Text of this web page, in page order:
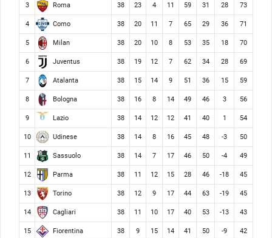
3 Roma 38 23 4 11 59 31 28 73
4 Como 38 20 11 7 65 29 36 71
5 Milan 38 20 10 8 53 35 18 70
6 Juventus 38 19 12 7 62 34 28 69
7 Atalanta 38 15 14 9 51 36 15 59
8 Bologna 38 16 8 14 49 46 3 56
9 Lazio 38 14 12 12 41 40 1 54
10 Udinese 38 14 8 16 45 48 -3 50
11 Sassuolo 38 14 7 17 46 50 -4 49
12 Parma 38 11 12 15 28 46 -18 45
13 Torino 38 12 9 17 44 63 -19 45
14 Cagliari 38 11 10 17 40 53 -13 43
15 Fiorentina 38 9 15 14 41 50 -9 42